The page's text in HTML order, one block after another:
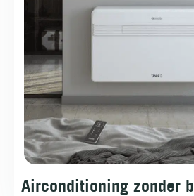
Airconditioning zonder